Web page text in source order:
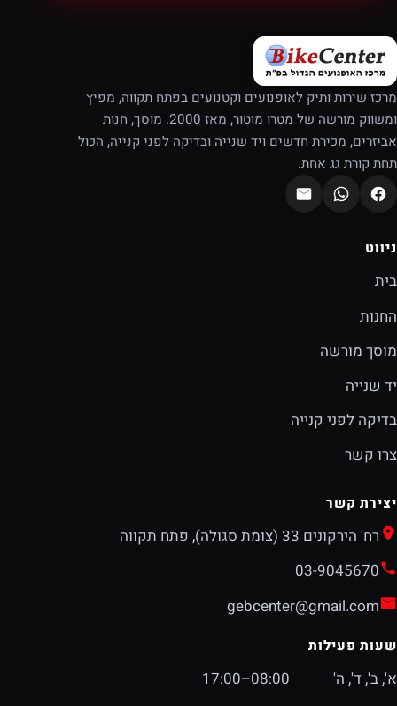
מרכז שירות ותיק לאופנועים וקטנועים בפתח תקווה, מפיץ
ומשווק מורשה של מטרו מוטור, מאז 2000. מוסך, חנות
אביזרים, מכירת חדשים ויד שנייה ובדיקה לפני קנייה, הכול
תחת קורת גג אחת.
ניווט
בית
החנות
מוסך מורשה
יד שנייה
בדיקה לפני קנייה
צרו קשר
יצירת קשר
רח' הירקונים 33 (צומת סגולה), פתח תקווה
03-9045670
gebcenter@gmail.com
שעות פעילות
א', ב', ד', ה'
08:00–17:00